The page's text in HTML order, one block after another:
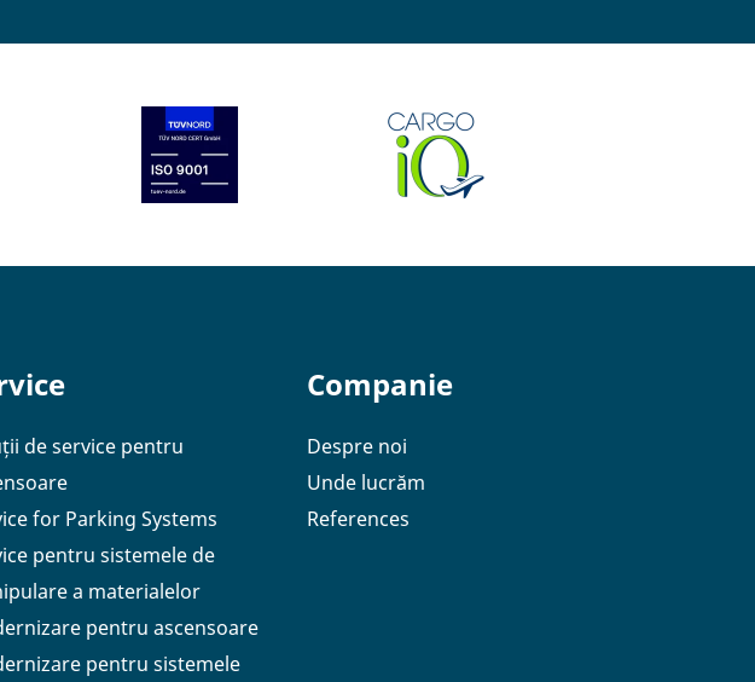
de service pentru
for Parking Systems
pentru sistemele de
a materialelor
pentru ascensoare
pentru sistemele
Companie
Despre noi
Unde lucrăm
References